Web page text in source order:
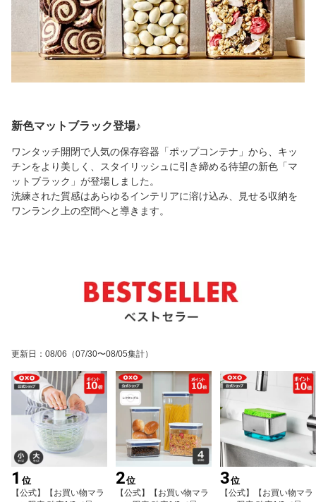
新色マットブラック登場♪
ワンタッチ開閉で人気の保存容器「ポップコンテナ」から、キッ
チンをより美しく、スタイリッシュに引き締める待望の新色「マ
ットブラック」が登場しました。
洗練された質感はあらゆるインテリアに溶け込み、見せる収納を
ワンランク上の空間へと導きます。
更新日 ： 08/06 （07/30〜08/05集計）
1 位
【公式】【お買い物マラ
2位
【公式】【お買い物マラ
3位
【公式】【お買い物マラ